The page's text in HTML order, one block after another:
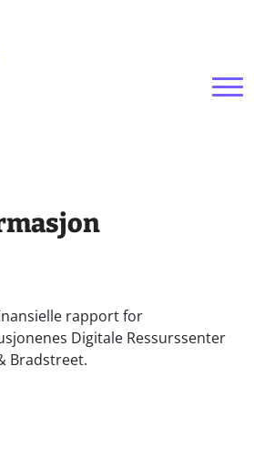
rapport for
Digitale Ressurssenter
Bradstreet.